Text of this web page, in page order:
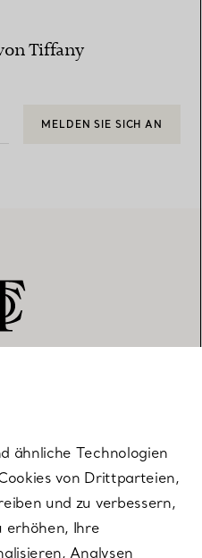
Tiffany
MELDEN SIE SICH AN
ähnliche Technologien
von Drittparteien,
und zu verbessern,
erhöhen, Ihre
Analysen